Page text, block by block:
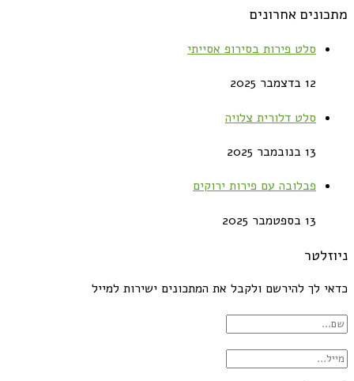
מתכונים אחרונים
סלט פירות בסירופ אסייתי
12 בדצמבר 2025
סלט דלורית צלויה
13 בנובמבר 2025
פבלובה עם פירות ירוקים
13 בספטמבר 2025
ניוזלטר
כדאי לך להירשם ולקבל את המתכונים ישירות למייל